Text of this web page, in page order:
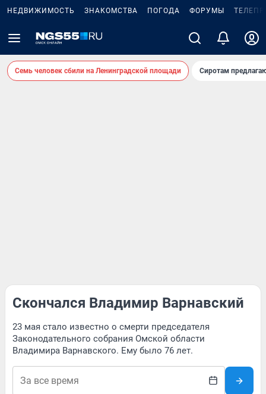
НЕДВИЖИМОСТЬ ЗНАКОМСТВА ПОГОДА ФОРУМЫ
Семь человек сбили на Ленинградской площади Сиротам
Скончался Владимир Варнавский
23 мая стало известно о смерти председателя
Законодательного собрания Омской области
Владимира Варнавского. Ему было 76 лет.